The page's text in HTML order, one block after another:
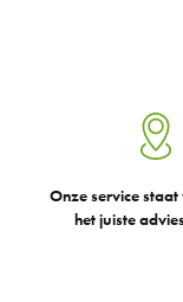
Onze service
het juiste